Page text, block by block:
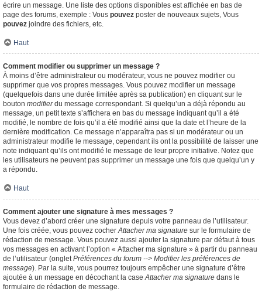
écrire un message. Une liste des options disponibles est affichée en bas de
page des forums, exemple : Vous pouvez poster de nouveaux sujets, Vous
pouvez joindre des fichiers, etc.
Haut
Comment modifier ou supprimer un message ?
À moins d’être administrateur ou modérateur, vous ne pouvez modifier ou
supprimer que vos propres messages. Vous pouvez modifier un message
(quelquefois dans une durée limitée après sa publication) en cliquant sur le
bouton modifierdu message correspondant. Si quelqu’un a déjà répondu au
message, un petit texte s’affichera en bas du message indiquant qu’il a été
modifié, le nombre de fois qu’il a été modifié ainsi que la date et l’heure de la
dernière modification. Ce message n’apparaîtra pas si un modérateur ou un
administrateur modifie le message, cependant ils ont la possibilité de laisser une
note indiquant qu’ils ont modifié le message de leur propre initiative. Notez que
les utilisateurs ne peuvent pas supprimer un message une fois que quelqu’un y
a répondu.
Haut
Comment ajouter une signature à mes messages ?
Vous devez d’abord créer une signature depuis votre panneau de l’utilisateur.
Une fois créée, vous pouvez cocherAttacher ma signature sur le formulaire de
rédaction de message. Vous pouvez aussi ajouter la signature par défaut à tous
vos messages en activant l’option « Attacher ma signature » à partir du panneau
de l’utilisateur (ongletPréférences du forum --> Modifier les préférences de
message). Par la suite, vous pourrez toujours empêcher une signature d’être
ajoutée à un message en décochant la caseAttacher ma signature dans le
formulaire de rédaction de message.